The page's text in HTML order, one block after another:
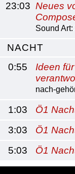
23:03 Neues
Sound Art:
NACHT
0:55
Ideen
nach-
1:03
Ö1
3:03
Ö1
5:03
Ö1